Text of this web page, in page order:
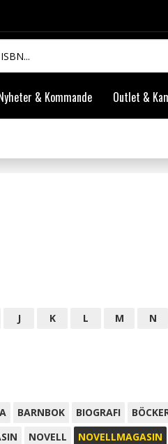
& Kommande Outlet &
J K L M N
BARNBOK BIOGRAFI
NOVELL NOVELLMAGASIN